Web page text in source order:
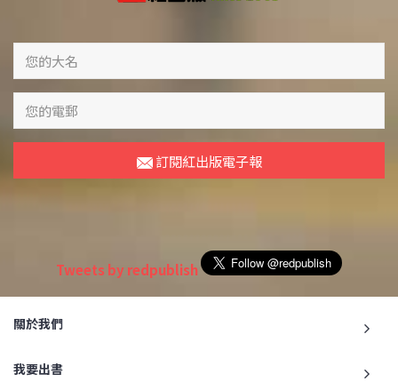
訂閱紅出版電子報
Tweets by redpublish
關於我們
我要出書